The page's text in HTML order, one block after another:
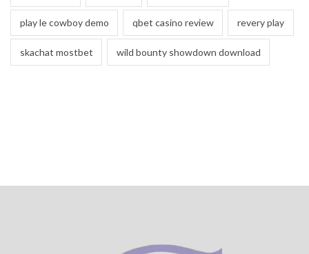
play le cowboy demo qbet casino review revery play
skachat mostbet wild bounty showdown download